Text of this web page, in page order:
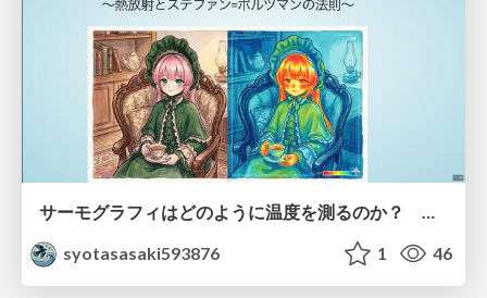
サーモグラフィはどのように温度を測るのか？ 〜熱放射とステファン=ボルツマンの法則〜
syotasasaki593876
1 46